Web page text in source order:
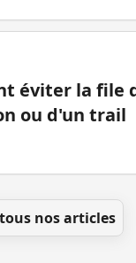
éviter la file
ou d'un trail
nos articles